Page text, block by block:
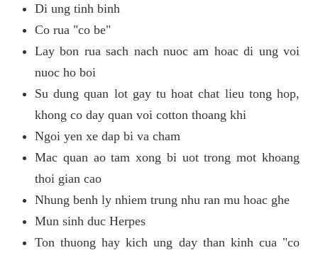
Di ung tinh binh
Co rua "co be"
Lay bon rua sach nach nuoc am hoac di ung voi
nuoc ho boi
Su dung quan lot gay tu hoat chat lieu tong hop,
khong co day quan voi cotton thoang khi
Ngoi yen xe dap bi va cham
Mac quan ao tam xong bi uot trong mot khoang
thoi gian cao
Nhung benh ly nhiem trung nhu ran mu hoac ghe
Mun sinh duc Herpes
Ton thuong hay kich ung day than kinh cua "co